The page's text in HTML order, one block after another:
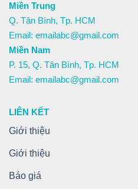
Miền Trung
Q. Tân Bình, Tp. HCM
Email: emailabc@gmail.com
Miền Nam
P. 15, Q. Tân Bình, Tp. HCM
Email: emailabc@gmail.com
LIÊN KẾT
Giới thiệu
Giới thiệu
Báo giá